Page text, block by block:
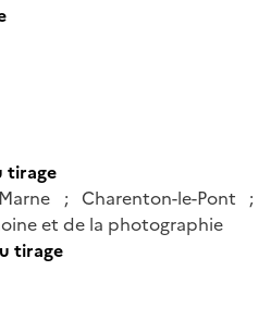
tirage
; Charenton-le-Pont ;
et de la photographie
tirage